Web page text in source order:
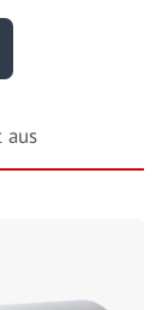
aus